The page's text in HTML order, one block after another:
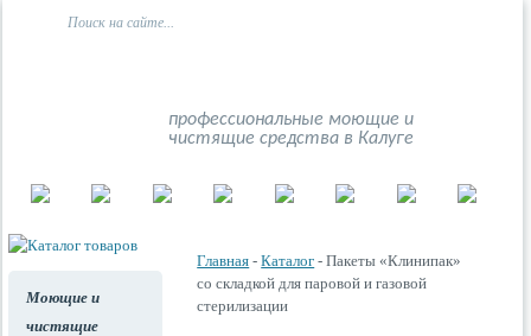
профессиональные моющие и
чистящие средства в Калуге
Моющие и
чистящие
Главная -Каталог - Пакеты «Клинипак»
со складкой для паровой и газовой
стерилизации